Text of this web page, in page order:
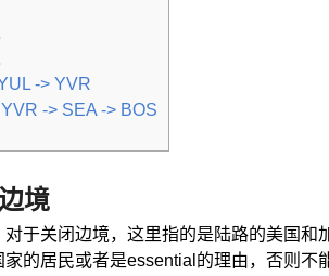
-> YVR
-> SEA -> BOS
境
于关闭边境，这里指的是陆路的美国和
的居民或者是essential的理由，否则不